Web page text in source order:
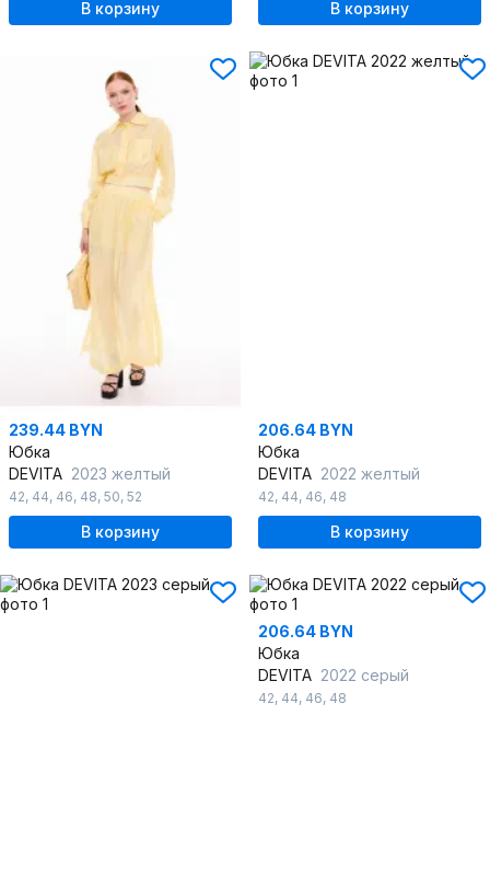
В корзину В корзину
239.44 BYN
Юбка
DEVITA 2023 желтый
42, 44, 46, 48, 50, 52
В корзину
206.64 BYN
Юбка
DEVITA 2022 желтый
42, 44, 46, 48
В корзину
206.64 BYN
Юбка
DEVITA 2022 серый
42, 44, 46, 48